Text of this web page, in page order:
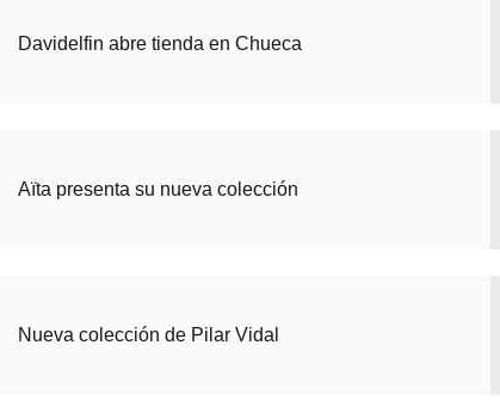
Davidelfin abre tienda en Chueca
Aïta presenta su nueva colección
Nueva colección de Pilar Vidal